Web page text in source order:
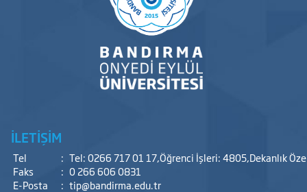
İLETİŞİM
Tel : Tel: 0266 717 01 17,Öğrenci İşleri: 4805,Dekanlık
Faks
: 0 266 606 0831
E-Posta
: tip@bandirma.edu.tr